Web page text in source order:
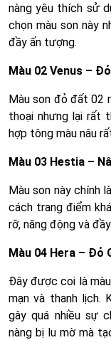
nàng yêu thích sử
chọn màu son này
đầy ấn tượng.
Màu 02 Venus –
Màu son đỏ đất 02
thoại nhưng lại rất
hợp tông màu nâu
Màu 03 Hestia –
Màu son này chính
cách trang điểm
rỡ, năng động và
Màu 04 Hera – Đỏ
Đây được coi là
mạn và thanh lịch.
gây quá nhiều sự
nàng bị lu mờ mà